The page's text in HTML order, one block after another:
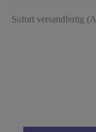
Sofort versandfertig